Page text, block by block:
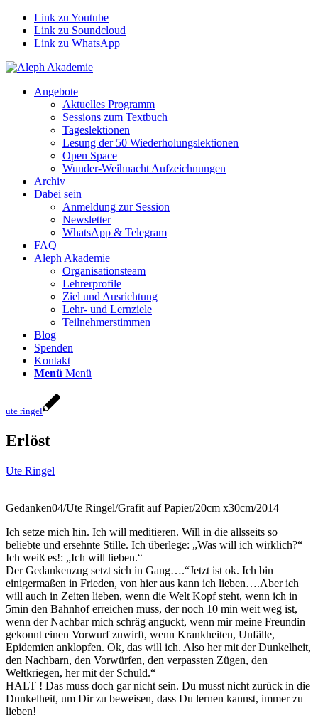
Link zu Youtube
Link zu Soundcloud
Link zu WhatsApp
Angebote
Aktuelles Programm
Sessions zum Textbuch
Tageslektionen
Lesung der 50 Wiederholungslektionen
Open Space
Wunder-Weihnacht Aufzeichnungen
Archiv
Dabei sein
Anmeldung zur Session
Newsletter
WhatsApp & Telegram
FAQ
Aleph Akademie
Organisationsteam
Lehrerprofile
Ziel und Ausrichtung
Lehr- und Lernziele
Teilnehmerstimmen
Blog
Spenden
Kontakt
Menü Menü
ute ringel
Erlöst
Ute Ringel
Gedanken04/Ute Ringel/Grafit auf Papier/20cm x30cm/2014
Ich setze mich hin. Ich will meditieren. Will in die allsseits so
beliebte und ersehnte Stille. Ich überlege: „Was will ich wirklich?“
Ich weiß es!: „Ich will lieben.“
Der Gedankenzug setzt sich in Gang….“Jetzt ist ok. Ich bin
einigermaßen in Frieden, von hier aus kann ich lieben….Aber ich
will auch in Zeiten lieben, wenn die Welt Kopf steht, wenn ich in
5min den Bahnhof erreichen muss, der noch 10 min weit weg ist,
wenn der Nachbar mich schräg anguckt, wenn mir meine Freundin
gekonnt einen Vorwurf zuwirft, wenn Krankheiten, Unfälle,
Epidemien anklopfen. Ok, das will ich. Also her mit der Dunkelheit,
den Nachbarn, den Vorwürfen, den verpassten Zügen, den
Weltkriegen, her mit der Schuld.“
HALT ! Das muss doch gar nicht sein. Du musst nicht zurück in die
Dunkelheit, um Dir zu beweisen, dass Du lernen kannst, immer zu
lieben!